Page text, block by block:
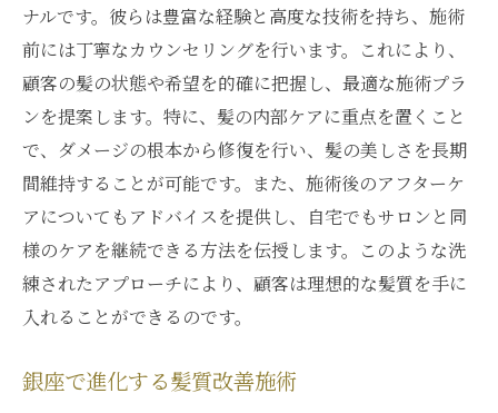
ナルです。彼らは豊富な経験と高度な技術を持ち、施術
前には丁寧なカウンセリングを行います。これにより、
顧客の髪の状態や希望を的確に把握し、最適な施術プラ
ンを提案します。特に、髪の内部ケアに重点を置くこと
で、ダメージの根本から修復を行い、髪の美しさを長期
間維持することが可能です。また、施術後のアフターケ
アについてもアドバイスを提供し、自宅でもサロンと同
様のケアを継続できる方法を伝授します。このような洗
練されたアプローチにより、顧客は理想的な髪質を手に
入れることができるのです。
銀座で進化する髪質改善施術